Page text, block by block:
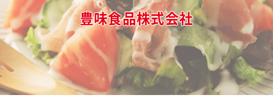
豊味食品株式会社